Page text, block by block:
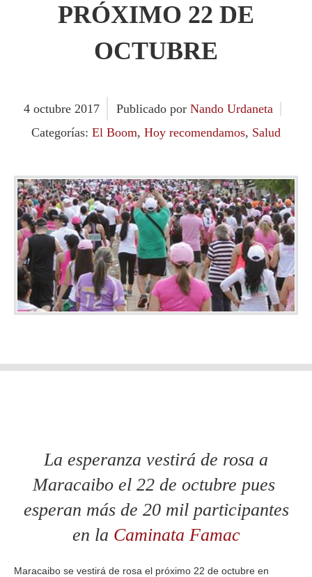
PRÓXIMO 22 DE
OCTUBRE
4 octubre 2017 Publicado por Nando Urdaneta
Categorías: El Boom, Hoy recomendamos, Salud
La esperanza vestirá de rosa a
Maracaibo el 22 de octubre pues
esperan más de 20 mil participantes
en la Caminata Famac
Maracaibo se vestirá de rosa el próximo 22 de octubre en